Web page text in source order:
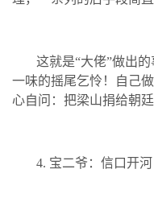
这就是“大佬”做出
一味的摇尾乞怜！自己
心自问：把梁山捐给朝
4. 宝二爷：信口开